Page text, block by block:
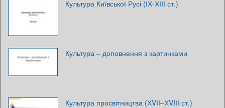
Культура Київської Русі (ІХ-ХІІІ ст.)
Культура – доповнення з картинками
Культура просвітництва (ХVІІ–ХVIІІ ст.)